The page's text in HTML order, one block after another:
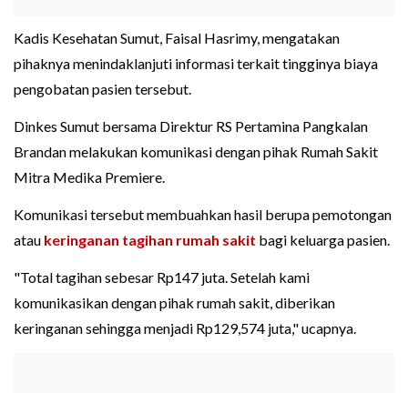
Kadis Kesehatan Sumut, Faisal Hasrimy, mengatakan
pihaknya menindaklanjuti informasi terkait tingginya biaya
pengobatan pasien tersebut.
Dinkes Sumut bersama Direktur RS Pertamina Pangkalan
Brandan melakukan komunikasi dengan pihak Rumah Sakit
Mitra Medika Premiere.
Komunikasi tersebut membuahkan hasil berupa pemotongan
atau keringanan tagihan rumah sakit bagi keluarga pasien.
"Total tagihan sebesar Rp147 juta. Setelah kami
komunikasikan dengan pihak rumah sakit, diberikan
keringanan sehingga menjadi Rp129,574 juta," ucapnya.